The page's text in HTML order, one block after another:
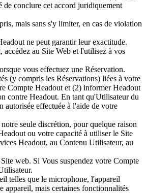
de conclure cet accord juridiquement
mais sans s'y limiter, en cas de violation
ne peut garantir leur exactitude.
accédez au Site Web et l'utilisez à vos
vous effectuez une Réservation.
(y compris les Réservations) liées à votre
Compte Headout et (2) informer Headout
contre Headout. En tant qu'Utilisateur du
autorisée effectuée à l'aide de votre
seule discrétion, pour quelque raison
ou votre capacité à utiliser le Site
Headout, au Contenu Utilisateur, au
web. Si Vous suspendez votre Compte
telles que le microphone, l'appareil
appareil, mais certaines fonctionnalités